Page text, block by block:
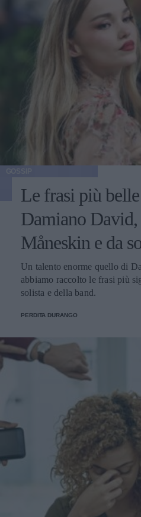
Le frasi più
Damiano David,
Måneskin e da
Un talento enorme quello di
abbiamo raccolto le frasi più
solista e della band.
PERDITA DURANGO